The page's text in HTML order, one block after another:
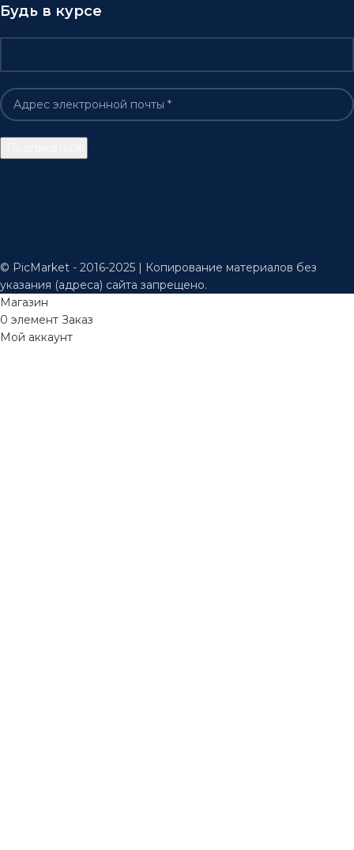
Будь в курсе
© PicMarket - 2016-2025 | Копирование материалов без
указания (адреса) сайта запрещено.
Магазин
0 элемент Заказ
Мой аккаунт